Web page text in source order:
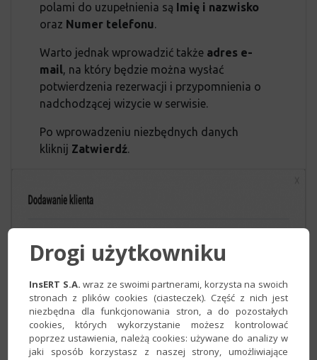
polami do uzupełnienia są
Imię i nazwisko
oraz Numer telefonu.
Warto jednak wprowadzić także adres e-
mail, na który będzie można wysłać
potwierdzenia rezerwacji i przypomnienia o
nadchodzącej wizycie w serwisie.
Po wprowadzeniu niezbędnych danych
kliknij Zatwierdź.
Drogi użytkowniku
InsERT S.A. wraz ze swoimi partnerami, korzysta na swoich
stronach z plików cookies (ciasteczek). Część z nich jest
niezbędna dla funkcjonowania stron, a do pozostałych
cookies, których wykorzystanie możesz kontrolować
poprzez ustawienia, należą cookies: używane do analizy w
jaki sposób korzystasz z naszej strony, umożliwiające